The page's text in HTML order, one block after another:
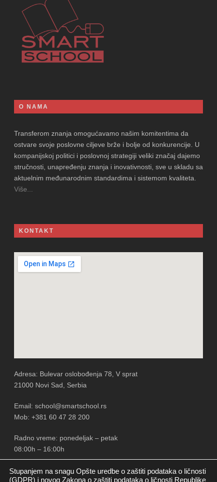
O NAMA
Transferom znanja omogućavamo našim komitentima da
ostvare svoje poslovne ciljeve brže i bolje od konkurencije. U
kompanijskoj politici i poslovnoj strategiji veliki značaj dajemo
stručnosti, unapređenju znanja i inovativnosti, sve u skladu sa
aktuelnim međunarodnim standardima i sistemom kvaliteta.
Više...
KONTAKT
Adresa: Bulevar oslobođenja 78, V sprat
21000 Novi Sad, Serbia
Email: school@smartschool.rs
Mob: +381 60 47 28 200
Radno vreme: ponedeljak – petak
08:00h – 16:00h
Stupanjem na snagu Opšte uredbe o zaštiti podataka o ličnosti
(GDPR) i novog Zakona o zaštiti podataka o ličnosti Republike